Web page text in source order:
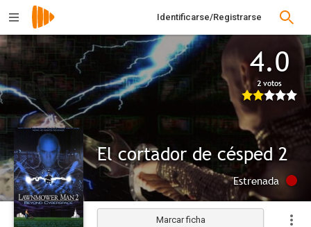
Identificarse/Registrarse
4.0
2 votos
El cortador de césped 2
Estrenada
Marcar ficha